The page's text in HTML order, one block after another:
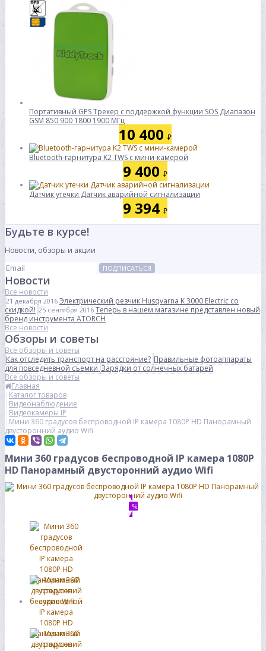
Портативный GPS Tрекер с поддержкой функции SOS Диапазон
GSM 850 900 1800 1900 МГц
10 400 ₽
Bluetooth-гарнитура K2 TWS с мини-камерой
9 400 ₽
Датчик утечки Датчик аварийной сигнализации
9 394 ₽
Будьте в курсе!
Новости, обзоры и акции
ПОДПИСАТЬСЯ
Новости
Все новости
21 декабря 2016 Электрический резчик Husqvarna K 3000 Electric со
скидкой! 25 сентября 2016 Теперь в нашем магазине представлен новый
бренд инструмента ATORCH
Все новости
Обзоры и советы
Все обзоры и советы
Как отследить транспорт на расстояние? Правильные фотоаппараты
для повседневной съемкиЗарядки от солнечных батарей
Все обзоры и советы
Главная
Каталог товаров
Видеонаблюдение
Видеокамеры IP
Мини 360 градусов беспроводной IP камера 1080P HD Панорамный
двусторонний аудио Wifi
Мини 360 градусов беспроводной IP камера 1080P
HD Панорамный двусторонний аудио Wifi
%